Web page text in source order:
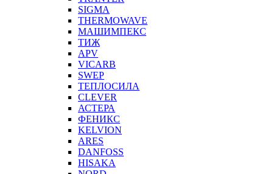
SIGMA
THERMOWAVE
МАШИМПЕКС
ТИЖ
APV
VICARB
SWEP
ТЕПЛОСИЛА
CLEVER
АСТЕРА
ФЕНИКС
KELVION
ARES
DANFOSS
HISAKA